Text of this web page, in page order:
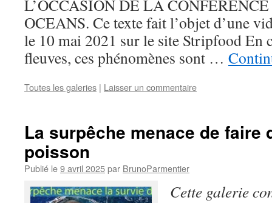
L’OCCASION DE LA
OCEANS. Ce texte fait l’objet d’une
le 10 mai 2021 sur le site Stripfood En
fleuves, ces phénomènes sont …
Toutes les galeries | Laisser un commentaire
La surpêche menace de faire
poisson
Publié le9 avril 2025par BrunoParmentier
Cette galerie